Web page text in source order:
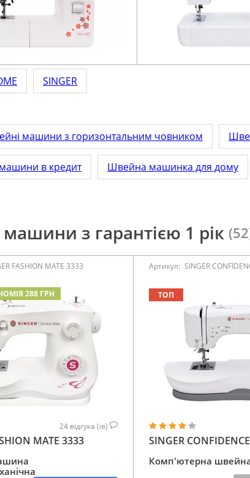
SINGER
машини з горизонтальним човником
в кредит Швейна машинка для дому
з гарантією 1 рік
FASHION MATE 3333
288 ГРН
24 відгука (ів)
MATE 3333
Артикул: SINGER
ТОП
SINGER
Комп'ютерна